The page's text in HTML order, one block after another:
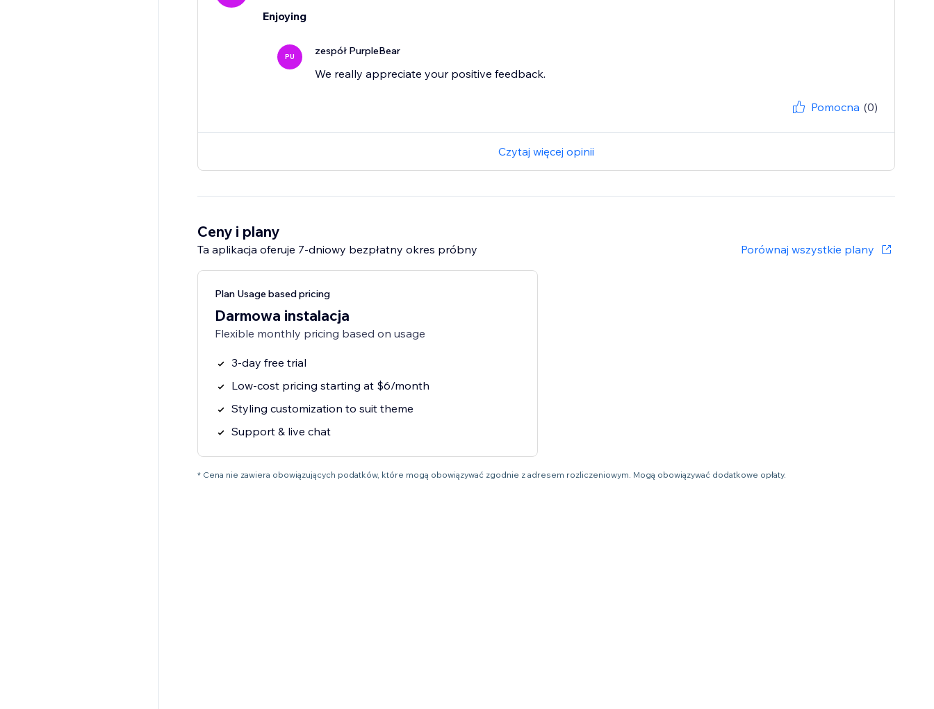
Enjoying
PU zespół PurpleBear
We really appreciate your positive feedback.
Pomocna (0)
Czytaj więcej opinii
Ceny i plany
Ta aplikacja oferuje 7-dniowy bezpłatny okres próbny Porównaj wszystkie plany
Plan Usage based pricing
Darmowa instalacja
Flexible monthly pricing based on usage
3-day free trial
Low-cost pricing starting at $6/month
Styling customization to suit theme
Support & live chat
* Cena nie zawiera obowiązujących podatków, które mogą obowiązywać zgodnie z adresem rozliczeniowym. Mogą obowiązywać dodatkowe opłaty.